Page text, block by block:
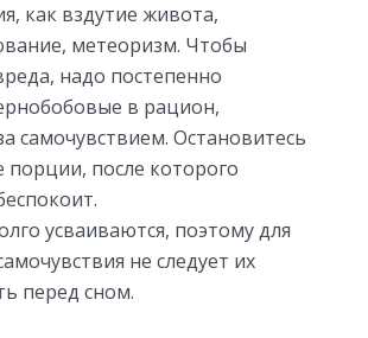
как вздутие живота,
метеоризм. Чтобы
надо постепенно
в рацион,
самочувствием. Остановитесь
порции, после которого
усваиваются, поэтому для
не следует их
перед сном.